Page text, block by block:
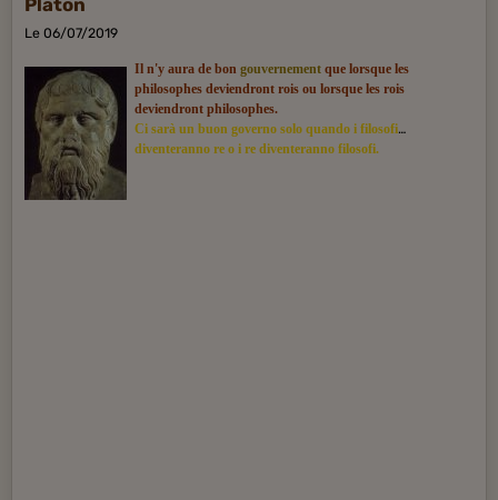
Le 06/07/2019
Il n'y aura de bon gouvernementque lorsque les
philosophes deviendront rois ou lorsque les rois
deviendront philosophes.
Ci sarà un buon governo solo quando i filosofi
diventeranno re o i re diventeranno filosofi.